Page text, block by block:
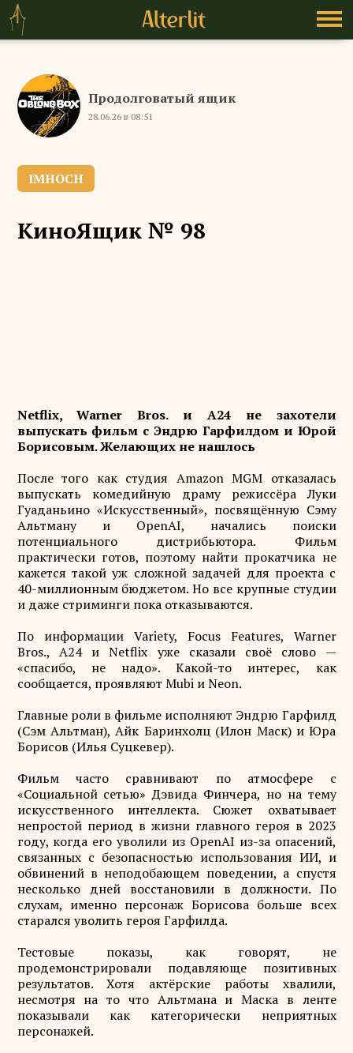
Продолговатый ящик
28.06.26 в 08:51
IMHOCH
КиноЯщик № 98
Netflix, Warner Bros. и A24 не захотели
выпускать фильм с Эндрю Гарфилдом и Юрой
Борисовым. Желающих не нашлось
После того как студия Amazon MGM отказалась
выпускать комедийную драму режиссёра Луки
Гуаданьино «Искусственный», посвящённую Сэму
Альтману и OpenAI, начались поиски
потенциального дистрибьютора. Фильм
практически готов, поэтому найти прокатчика не
кажется такой уж сложной задачей для проекта с
40-миллионным бюджетом. Но все крупные студии
и даже стриминги пока отказываются.
По информации Variety, Focus Features, Warner
Bros., A24 и Netflix уже сказали своё слово —
«спасибо, не надо». Какой-то интерес, как
сообщается, проявляют Mubi и Neon.
Главные роли в фильме исполняют Эндрю Гарфилд
(Сэм Альтман), Айк Баринхолц (Илон Маск) и Юра
Борисов (Илья Суцкевер).
Фильм часто сравнивают по атмосфере с
«Социальной сетью» Дэвида Финчера, но на тему
искусственного интеллекта. Сюжет охватывает
непростой период в жизни главного героя в 2023
году, когда его уволили из OpenAI из-за опасений,
связанных с безопасностью использования ИИ, и
обвинений в неподобающем поведении, а спустя
несколько дней восстановили в должности. По
слухам, именно персонаж Борисова больше всех
старался уволить героя Гарфилда.
Тестовые показы, как говорят, не
продемонстрировали подавляюще позитивных
результатов. Хотя актёрские работы хвалили,
несмотря на то что Альтмана и Маска в ленте
показывали как категорически неприятных
персонажей.